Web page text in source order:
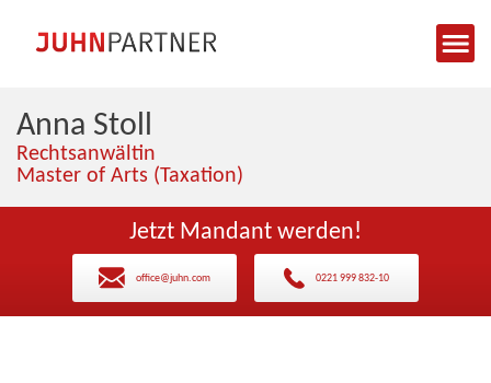
Anna Stoll
Rechtsanwältin
Master of Arts (Taxation)
Jetzt Mandant werden!
office@juhn.com 0221 999 832-10